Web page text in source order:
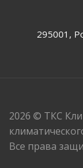
295001,
2026 © ТКС
Все права